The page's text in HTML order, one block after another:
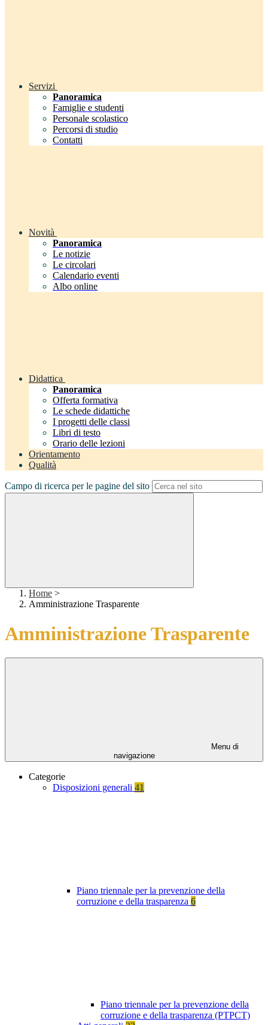
Servizi
Panoramica
Famiglie e studenti
Personale scolastico
Percorsi di studio
Contatti
Novità
Panoramica
Le notizie
Le circolari
Calendario eventi
Albo online
Didattica
Panoramica
Offerta formativa
Le schede didattiche
I progetti delle classi
Libri di testo
Orario delle lezioni
Orientamento
Qualità
Campo di ricerca per le pagine del sito
Home >
Amministrazione Trasparente
Amministrazione Trasparente
Menu di
navigazione
Categorie
Disposizioni generali 41
Piano triennale per la prevenzione della
corruzione e della trasparenza 6
Piano triennale per la prevenzione della
corruzione e della trasparenza (PTPCT)